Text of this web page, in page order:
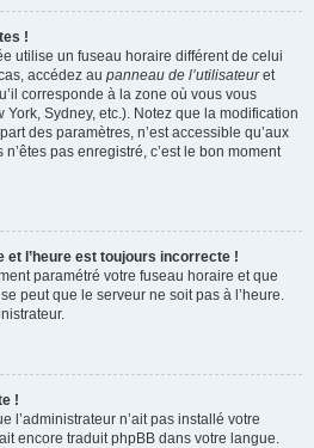
!
utilise un fuseau horaire différent de celui
accédez au panneau de l’utilisateuret
corresponde à la zone où vous vous
Sydney, etc.). Notez que la modification
des paramètres, n’est accessible qu’aux
pas enregistré, c’est le bon moment
et l’heure est toujours incorrecte !
paramétré votre fuseau horaire et que
peut que le serveur ne soit pas à l’heure.
!
l’administrateur n’ait pas installé votre
encore traduit phpBB dans votre langue.